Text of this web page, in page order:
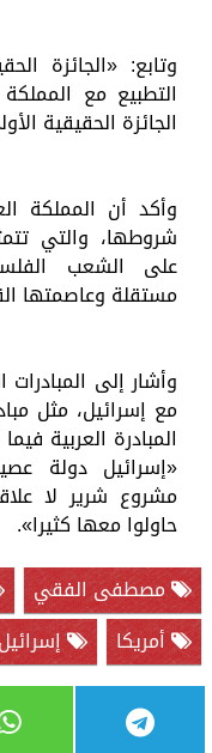
وتابع: «الجائزة
التطبيع مع
الجائزة الحقيقية
وأكد أن المملكة
شروطها، والتي
على الشعب
مستقلة وعاصمتها
وأشار إلى
مع إسرائيل، مثل
المبادرة العربية
«إسرائيل دولة
مشروع شرير لا
حاولوا معها كثيرا».
مصطفى الفقي
أمريكا